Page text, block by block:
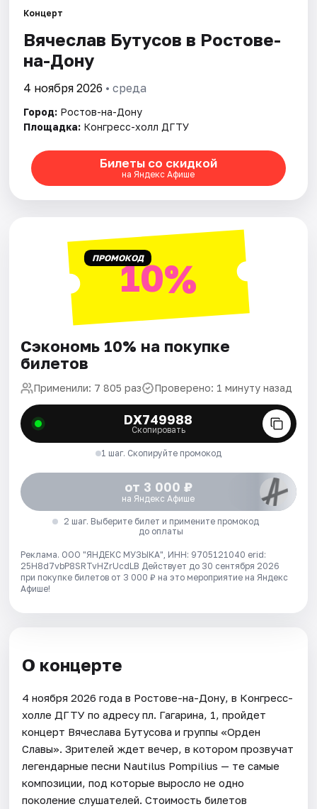
Города
Площадки
Рейтинги
Концерт
Вячеслав Бутусов в Ростове-
на-Дону
4 ноября 2026 • среда
Город: Ростов-на-Дону
Площадка: Конгресс-холл ДГТУ
Билеты со скидкой
на Яндекс Афише
ПРОМОКОД10%
Сэкономь 10% на покупке
билетов
Применили: 7 805 раз Проверено: 1 минуту назад
DX749988
Скопировать
1 шаг. Скопируйте промокод
от 3 000 ₽
на Яндекс Афише
2 шаг. Выберите билет и примените промокод
до оплаты
Реклама. ООО "ЯНДЕКС МУЗЫКА", ИНН: 9705121040 erid:
25H8d7vbP8SRTvHZrUcdLB Действует до 30 сентября 2026
при покупке билетов от 3 000 ₽ на это мероприятие на Яндекс
Афише!
О концерте
4 ноября 2026 года в Ростове-на-Дону, в Конгресс-
холле ДГТУ по адресу пл. Гагарина, 1, пройдет
концерт Вячеслава Бутусова и группы «Орден
Славы». Зрителей ждет вечер, в котором прозвучат
легендарные песни Nautilus Pompilius — те самые
композиции, под которые выросло не одно
поколение слушателей. Стоимость билетов